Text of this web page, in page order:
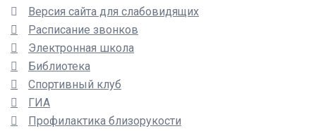
Версия сайта для слабовидящих
Расписание звонков
Электронная школа
Библиотека
Спортивный клуб
ГИА
Профилактика близорукости